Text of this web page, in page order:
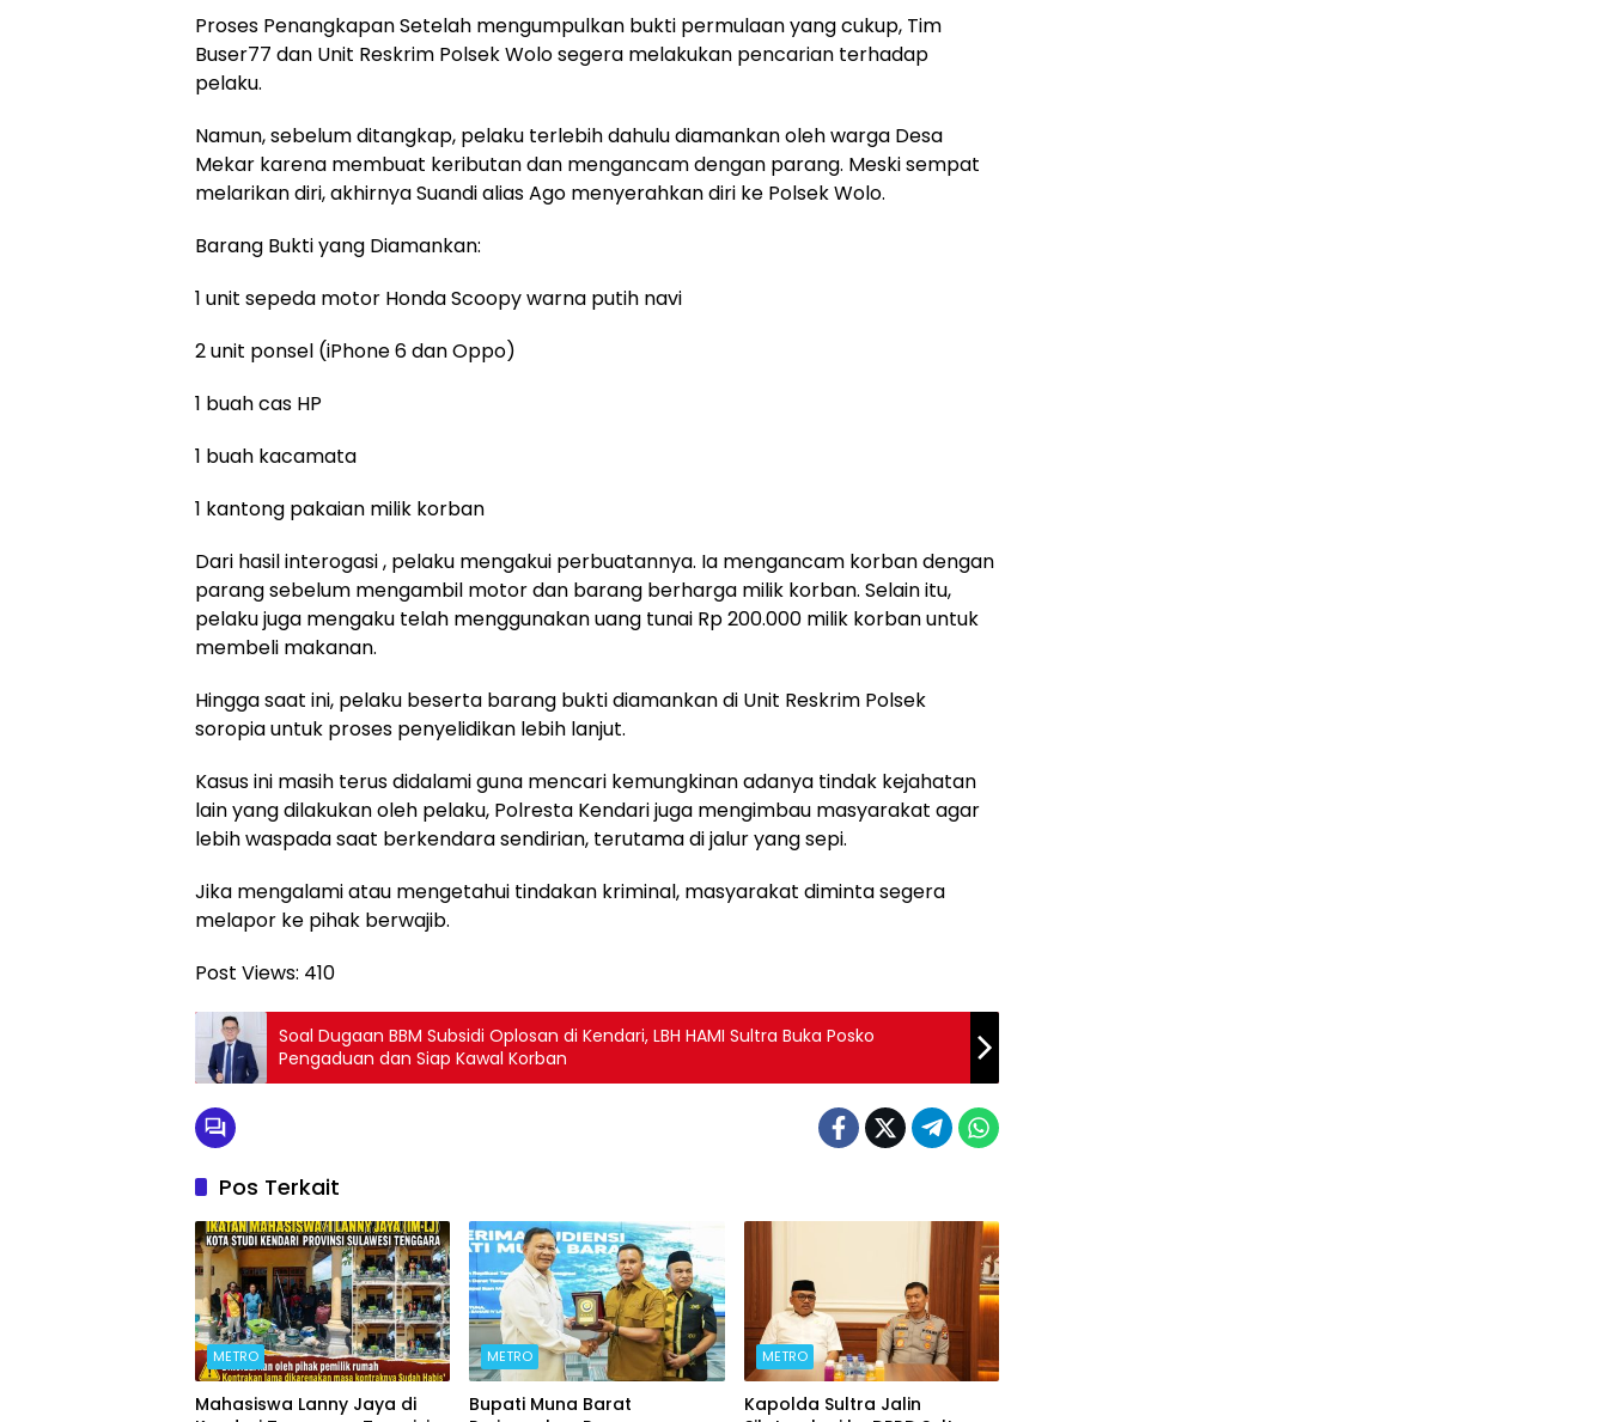
Proses Penangkapan Setelah mengumpulkan bukti permulaan yang cukup, Tim
Buser77 dan Unit Reskrim Polsek Wolo segera melakukan pencarian terhadap
pelaku.
Namun, sebelum ditangkap, pelaku terlebih dahulu diamankan oleh warga Desa
Mekar karena membuat keributan dan mengancam dengan parang. Meski sempat
melarikan diri, akhirnya Suandi alias Ago menyerahkan diri ke Polsek Wolo.
Barang Bukti yang Diamankan:
1 unit sepeda motor Honda Scoopy warna putih navi
2 unit ponsel (iPhone 6 dan Oppo)
1 buah cas HP
1 buah kacamata
1 kantong pakaian milik korban
Dari hasil interogasi , pelaku mengakui perbuatannya. Ia mengancam korban dengan
parang sebelum mengambil motor dan barang berharga milik korban. Selain itu,
pelaku juga mengaku telah menggunakan uang tunai Rp 200.000 milik korban untuk
membeli makanan.
Hingga saat ini, pelaku beserta barang bukti diamankan di Unit Reskrim Polsek
soropia untuk proses penyelidikan lebih lanjut.
Kasus ini masih terus didalami guna mencari kemungkinan adanya tindak kejahatan
lain yang dilakukan oleh pelaku, Polresta Kendari juga mengimbau masyarakat agar
lebih waspada saat berkendara sendirian, terutama di jalur yang sepi.
Jika mengalami atau mengetahui tindakan kriminal, masyarakat diminta segera
melapor ke pihak berwajib.
Post Views: 410
Soal Dugaan BBM Subsidi Oplosan di Kendari, LBH HAMI Sultra Buka Posko
Pengaduan dan Siap Kawal Korban
Pos Terkait
METRO
Mahasiswa Lanny Jaya di
METRO
Bupati Muna Barat
METRO
Kapolda Sultra Jalin